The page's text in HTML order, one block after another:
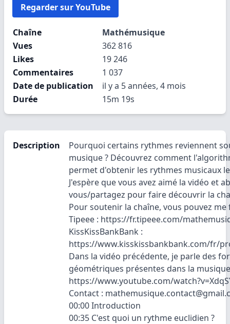
Regarder sur YouTube
Chaîne
Mathémusique
Vues
362 816
Likes
19 246
Commentaires
1 037
Date de publication
il y a 5 années, 4 mois
Durée
15m 19s
Description
Pourquoi certains rythmes reviennent
musique ? Découvrez comment
permet d'obtenir les rythmes musicaux
J'espère que vous avez aimé la vidéo et
vous/partagez pour faire découvrir la
Pour soutenir la chaîne, vous pouvez
Tipeee : https://fr.tipeee.com/
KissKissBankBank :
https://www.kisskissbankbank.com/fr/
Dans la vidéo précédente, je parle des
géométriques présentes dans la
https://www.youtube.com/
Contact :
00:00 Introduction
00:35 C'est quoi un rythme euclidien ?